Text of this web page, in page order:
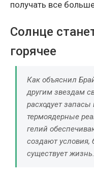
получать все
Солнце
горячее
Как объяснил
другим звездам
расходует
термоядерные
гелий
создают условия,
существует жизнь.